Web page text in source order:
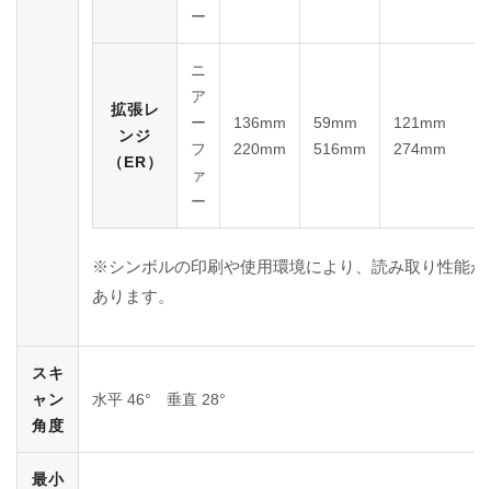
ー
拡張レ
ンジ
（ER）
ニ
ア
ー
フ
ァ
ー
136mm
220mm
59mm
516mm
121mm
274mm
※シンボルの印刷や使用環境により、読み取り性能が
あります。
スキ
ャン
角度
水平 46° 垂直 28°
最小